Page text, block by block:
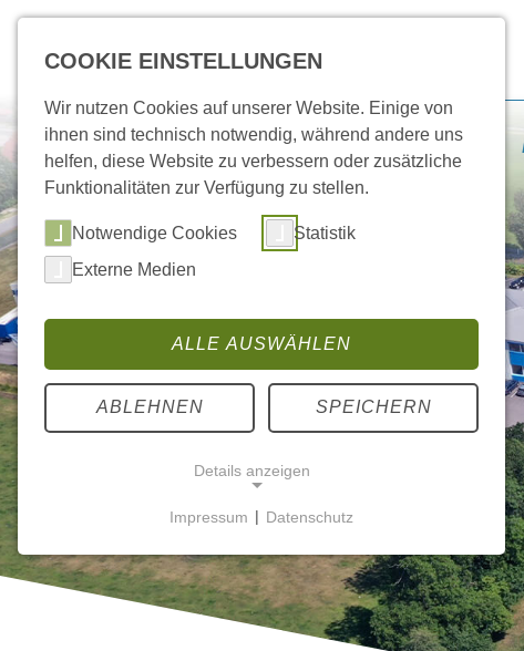
COOKIE EINSTELLUNGEN
Wir nutzen Cookies auf unserer Website. Einige von
ihnen sind technisch notwendig, während andere uns
helfen, diese Website zu verbessern oder zusätzliche
Funktionalitäten zur Verfügung zu stellen.
Notwendige Cookies
Statistik
Externe Medien
ALLE AUSWÄHLEN
ABLEHNEN SPEICHERN
Details anzeigen
Notwendige Cookies ermöglichen grundlegende
Funktionen und sind für die einwandfreie Funktion
der Website erforderlich.
Impressum | Datenschutz